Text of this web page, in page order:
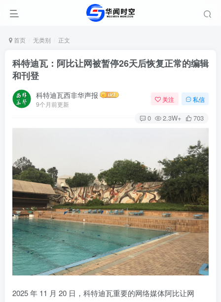
首页 无类别 正文
科特迪瓦：阿比让网被暂停26天后恢复正常的编辑
和刊登
科特迪瓦西非华声报
9个月前更新
关注 私信
0 2.3W+ 703
2025 年 11 月 20 日，科特迪瓦重要的网络媒体阿比让网